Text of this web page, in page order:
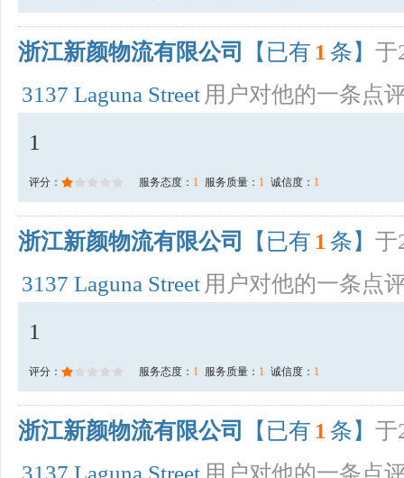
浙江新颜物流有限公司 【已有 1 条】 于
3137 Laguna Street 用户对他的一条点
1
评分： 服务态度： 1 服务质量： 1 诚信度： 1
浙江新颜物流有限公司 【已有 1 条】 于
3137 Laguna Street 用户对他的一条点
1
评分： 服务态度： 1 服务质量： 1 诚信度： 1
浙江新颜物流有限公司 【已有 1 条】 于
3137 Laguna Street 用户对他的一条点